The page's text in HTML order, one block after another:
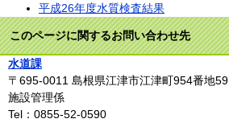
平成26年度水質検査結果
このページに関するお問い合わせ先
水道課
〒695-0011 島根県江津市江津町954番地59
施設管理係
Tel：0855-52-0590